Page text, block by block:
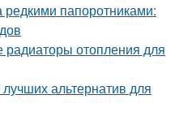
папоротниками:
отопления для
альтернатив для